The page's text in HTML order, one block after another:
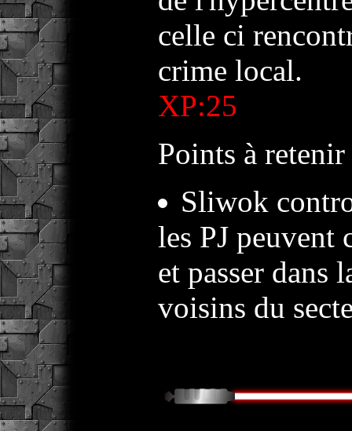
celle ci
crime local.
XP:25
Points à
Sliwok
les PJ peuvent
et passer dans
voisins du